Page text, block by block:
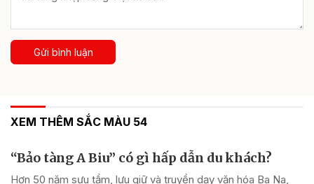
Gửi bình luận
XEM THÊM SẮC MÀU 54
“Bảo tàng A Biu” có gì hấp dẫn du khách?
Hơn 50 năm sưu tầm, lưu giữ và truyền dạy văn hóa Ba Na,